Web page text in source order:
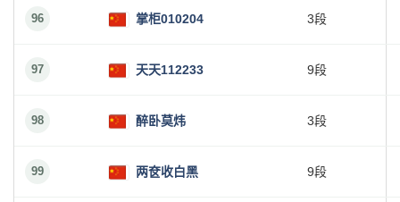
96 掌柜010204 3段
97 天天112233 9段
98 醉卧莫炜 3段
99 两奁收白黑 9段